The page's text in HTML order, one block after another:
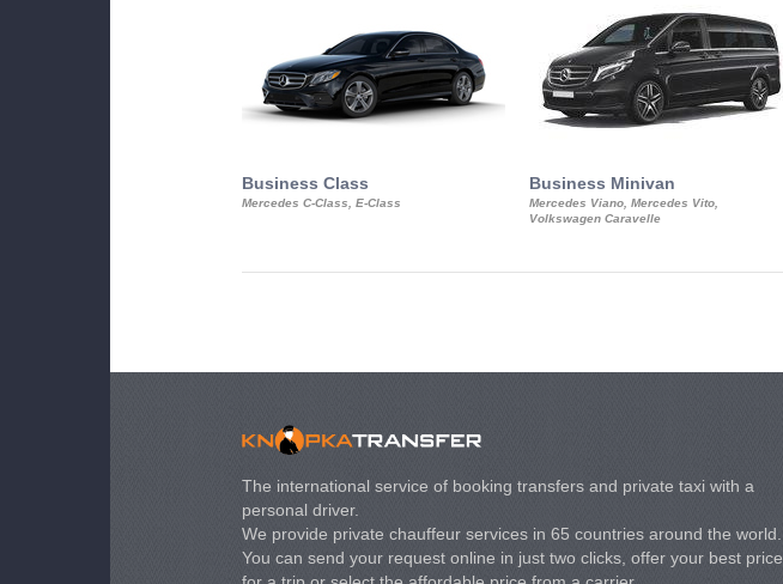
Business Class
Mercedes C-Class, E-Class
Business Minivan
Mercedes Viano, Mercedes Vito,
Volkswagen Caravelle
The international service of booking transfers and private taxi with a
personal driver.
We provide private chauffeur services in 65 countries around the world.
You can send your request online in just two clicks, offer your best price